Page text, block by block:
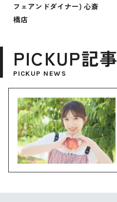
フェアンドダイナー) 心斎
橋店
PICKUP記事
PICKUP NEWS